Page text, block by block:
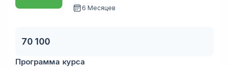
6 Месяцев
70 100
Программа курса